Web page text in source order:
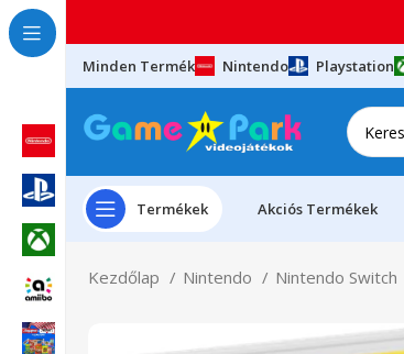
Minden Termék Nintendo Playstation
Termékek Akciós Termékek
Kezdőlap Nintendo Nintendo Switch